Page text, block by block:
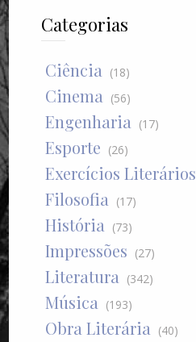
Categorias
Ciência (18)
Cinema (56)
Engenharia (17)
Esporte (26)
Exercícios Literários
Filosofia (17)
História (73)
Impressões (27)
Literatura (342)
Música (193)
Obra Literária (40)